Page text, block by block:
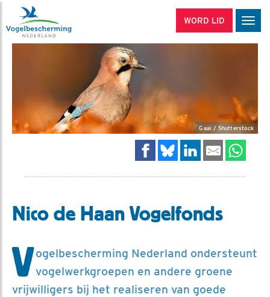
WORD LID
Gaai / Shutterstock
Nico de Haan Vogelfonds
Vogelbescherming Nederland ondersteunt
vogelwerkgroepen en andere groene
vrijwilligers bij het realiseren van goede